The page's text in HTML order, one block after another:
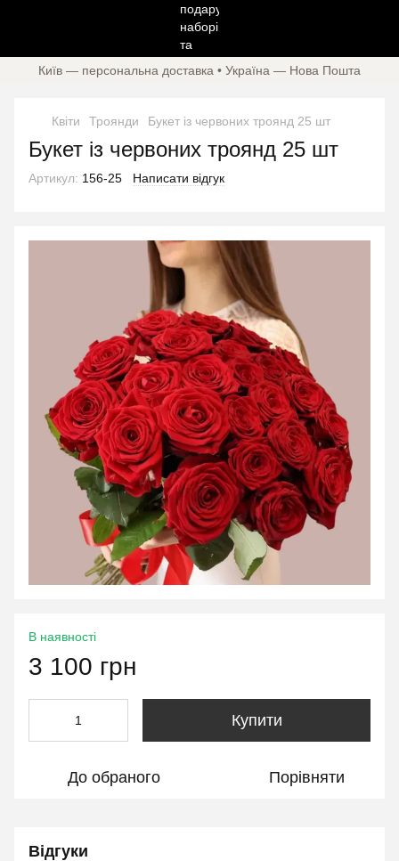
Київ — персональна доставка • Україна — Нова Пошта
Квіти Троянди Букет із червоних троянд 25 шт
Букет із червоних троянд 25 шт
Артикул: 156-25 Написати відгук
В наявності
3 100 грн
Купити
До обраного Порівняти
Відгуки